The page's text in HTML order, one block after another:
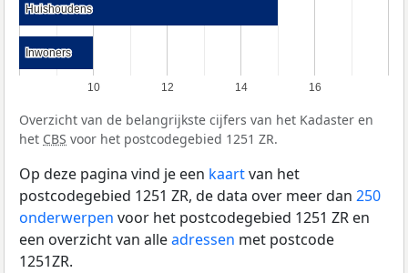
10 12 14 16
Huishoudens
Huishoudens
Inwoners
Inwoners
Overzicht van de belangrijkste cijfers van het Kadaster en
het CBS voor het postcodegebied 1251 ZR.
Op deze pagina vind je een kaartvan het
postcodegebied 1251 ZR, de data over meer dan 250
onderwerpen voor het postcodegebied 1251 ZR en
een overzicht van alleadressen met postcode
1251ZR.